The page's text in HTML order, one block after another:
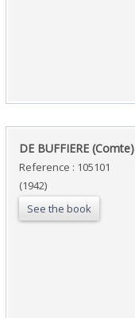
‎DE BUFFIERE (Comte)‎
Reference : 105101
(1942)
See the book